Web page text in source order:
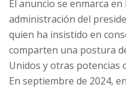
El anuncio se enmarca
administración del
quien ha insistido en
comparten una postura
Unidos y otras potencias
En septiembre de 2024,